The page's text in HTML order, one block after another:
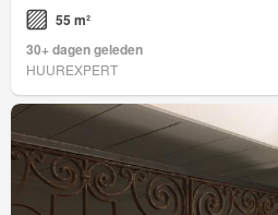
55 m²
30+ dagen geleden
HUUREXPERT